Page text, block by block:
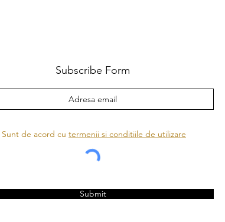
Subscribe Form
Sunt de acord cu termenii si conditiile de utilizare
Submit